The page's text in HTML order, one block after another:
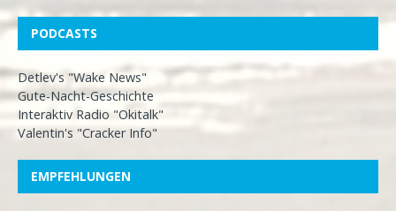
PODCASTS
Detlev's "Wake News"
Gute-Nacht-Geschichte
Interaktiv Radio "Okitalk"
Valentin's "Cracker Info"
EMPFEHLUNGEN